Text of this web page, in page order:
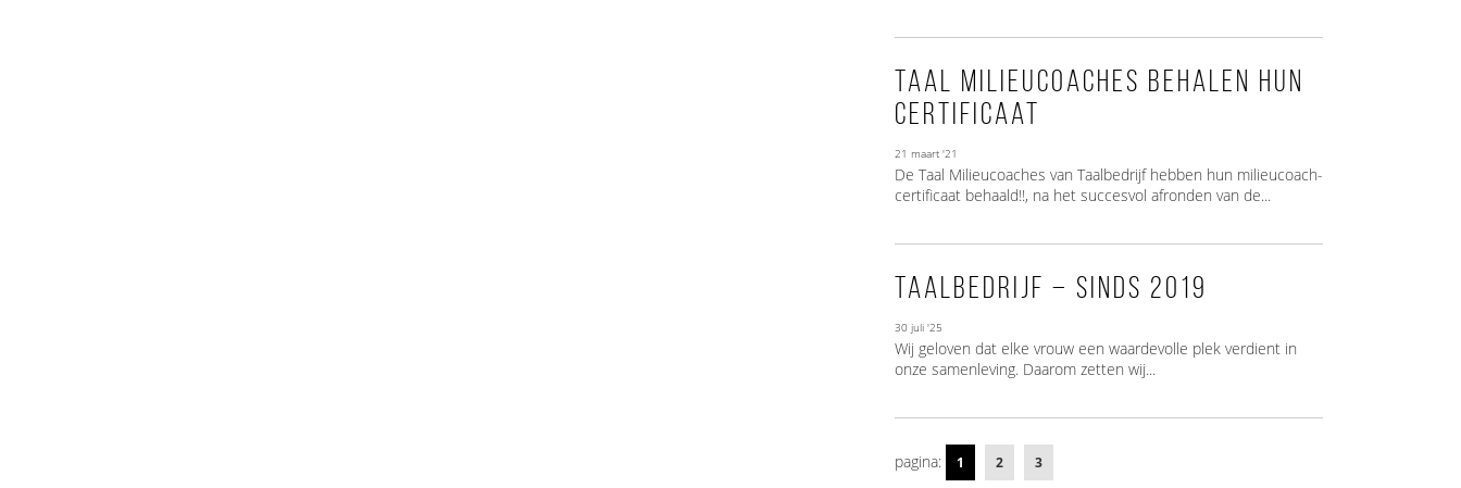
Taal Milieucoaches behalen hun
certificaat
21 maart '21
De Taal Milieucoaches van Taalbedrijf hebben hun milieucoach-
certificaat behaald!!, na het succesvol afronden van de...
Taalbedrijf – sinds 2019
30 juli '25
Wij geloven dat elke vrouw een waardevolle plek verdient in
onze samenleving. Daarom zetten wij...
pagina: 1 2 3